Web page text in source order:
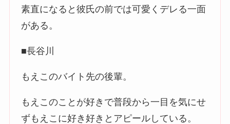
素直になると彼氏の前では可愛くデレる一面
がある。
■長谷川
もえこのバイト先の後輩。
もえこのことが好きで普段から一目を気にせ
ずもえこに好き好きとアピールしている。